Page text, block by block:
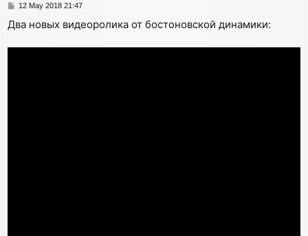
P
s
12 May 2018 21:47
Два новых видеоролика от бостоновской динамики: